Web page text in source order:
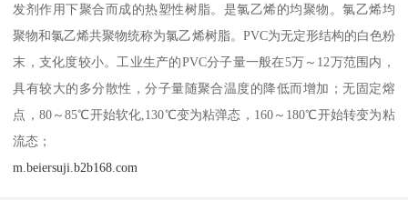
发剂作用下聚合而成的热塑性树脂。是氯乙烯的均聚物。氯乙烯均
聚物和氯乙烯共聚物统称为氯乙烯树脂。PVC为无定形结构的白色粉
末，支化度较小。工业生产的PVC分子量一般在5万～12万范围内，
具有较大的多分散性，分子量随聚合温度的降低而增加；无固定熔
点，80～85℃开始软化,130℃变为粘弹态，160～180℃开始转变为粘
流态；
m.beiersuji.b2b168.com